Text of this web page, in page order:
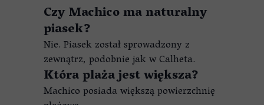
Czy Machico ma naturalny
piasek?
Nie. Piasek został sprowadzony z
zewnątrz, podobnie jak w Calheta.
Która plaża jest większa?
Machico posiada większą powierzchnię